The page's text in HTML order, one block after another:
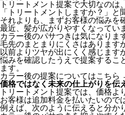
トリートメント提案で大切なのは
「トリートメントしますか？」
それよりも、まずお客様の悩みを
最近、髪が広がりやすくなってい
カラー後のパサつきは気になりま
毛先のまとまりにくさはあります
以前よりツヤが出にくく感じます
悩みを確認したうえで提案するこ
ます。
カラー後の提案についてはこちら
価格ではなく未来の仕上がりを伝
トリートメント提案では、価格よ
お客様は追加料金を払いたいので
例えば、次のように伝えると分か